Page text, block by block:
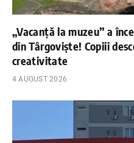
„Vacanță la muzeu” a
din Târgoviște! Copiii
creativitate
4 AUGUST 2026